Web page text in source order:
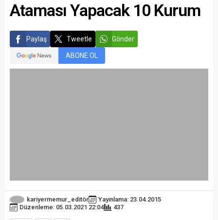
Ataması Yapacak 10 Kurum
Paylaş Tweetle Gönder
ABONE OL
kariyermemur_editör
Yayınlama: 23.04.2015
Düzenleme: 05.03.2021 22:04
437